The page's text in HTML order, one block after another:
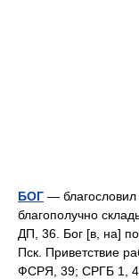
БОГ — благословил
благополучно
ДП, 36. Бог [в, на]
Пск. Приветствие
ФСРЯ, 39; СРГБ 1,